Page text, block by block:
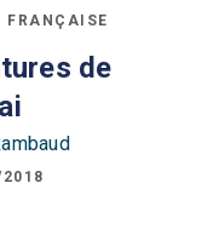
FRANÇAISE
de